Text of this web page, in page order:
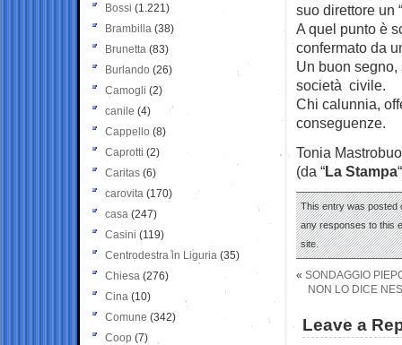
suo direttore un
A quel punto è
confermato da
Un buon
società civile.
Chi calunnia,
conseguenze.
Tonia
(da “La Stampa
This entry was posted
any responses to this
site.
« SONDAGGIO
NON LO DICE
Leave a
Bossi (1.221)
Brambilla (38)
Brunetta (83)
Burlando (26)
Camogli (2)
canile (4)
Cappello (8)
Caprotti (2)
Caritas (6)
carovita (170)
casa (247)
Casini (119)
Centrodestra in Liguria (35)
Chiesa (276)
Cina (10)
Comune (342)
Coop (7)